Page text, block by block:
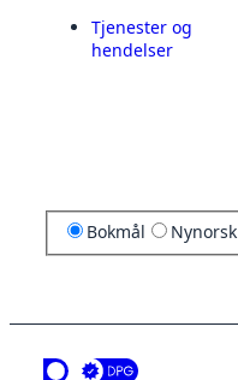
Tjenester og
hendelser
Bokmål Nynorsk